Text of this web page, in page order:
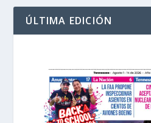
ÚLTIMA EDICIÓN